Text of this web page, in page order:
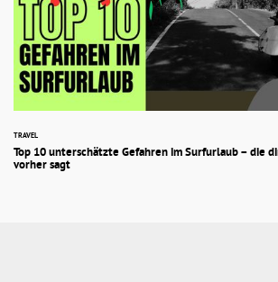
TRAVEL
Top 10 unterschätzte Gefahren im Surfurlaub – die
vorher sagt